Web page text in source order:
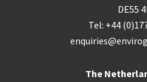
DE55
Tel: +44
The